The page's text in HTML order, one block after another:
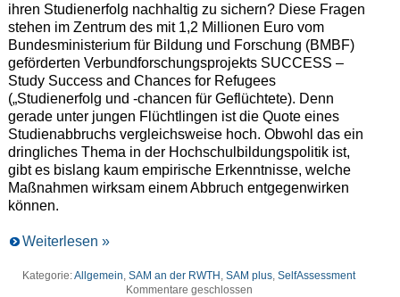
ihren Studienerfolg nachhaltig zu sichern? Diese Fragen
stehen im Zentrum des mit 1,2 Millionen Euro vom
Bundesministerium für Bildung und Forschung (BMBF)
geförderten Verbundforschungsprojekts SUCCESS –
Study Success and Chances for Refugees
(„Studienerfolg und -chancen für Geflüchtete). Denn
gerade unter jungen Flüchtlingen ist die Quote eines
Studienabbruchs vergleichsweise hoch. Obwohl das ein
dringliches Thema in der Hochschulbildungspolitik ist,
gibt es bislang kaum empirische Erkenntnisse, welche
Maßnahmen wirksam einem Abbruch entgegenwirken
können.
Weiterlesen »
Kategorie:Allgemein,SAM an der RWTH,SAM plus,SelfAssessment
Kommentare geschlossen